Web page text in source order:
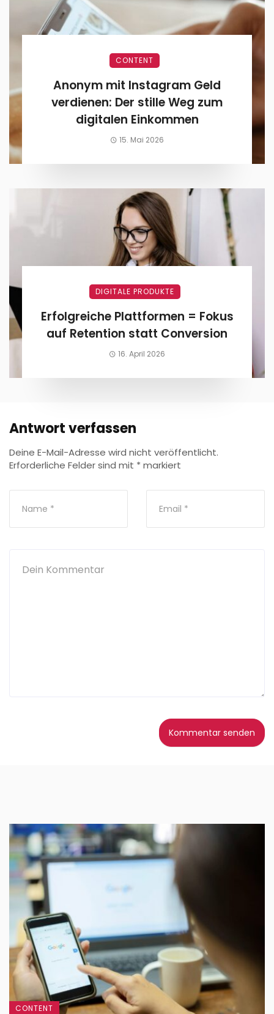
CONTENT
Anonym mit Instagram Geld
verdienen: Der stille Weg zum
digitalen Einkommen
15. Mai 2026
DIGITALE PRODUKTE
Erfolgreiche Plattformen = Fokus
auf Retention statt Conversion
16. April 2026
Antwort verfassen
Deine E-Mail-Adresse wird nicht veröffentlicht.
Erforderliche Felder sind mit * markiert
CONTENT